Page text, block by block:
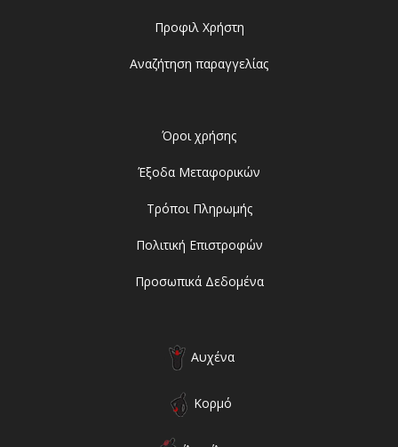
Προφιλ Χρήστη
Αναζήτηση παραγγελίας
Όροι χρήσης
Έξοδα Μεταφορικών
Τρόποι Πληρωμής
Πολιτική Επιστροφών
Προσωπικά Δεδομένα
Αυχένα
Κορμό